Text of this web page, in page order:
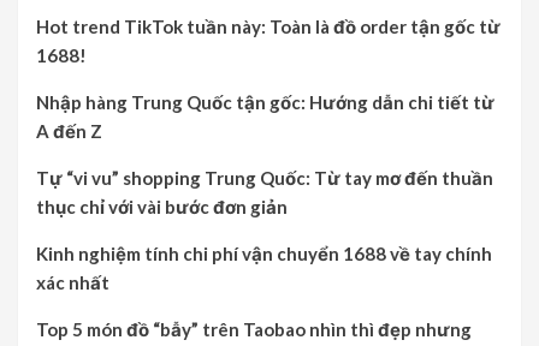
Hot trend TikTok tuần này: Toàn là đồ order tận gốc từ
1688!
Nhập hàng Trung Quốc tận gốc: Hướng dẫn chi tiết từ
A đến Z
Tự “vi vu” shopping Trung Quốc: Từ tay mơ đến thuần
thục chỉ với vài bước đơn giản
Kinh nghiệm tính chi phí vận chuyển 1688 về tay chính
xác nhất
Top 5 món đồ “bẫy” trên Taobao nhìn thì đẹp nhưng